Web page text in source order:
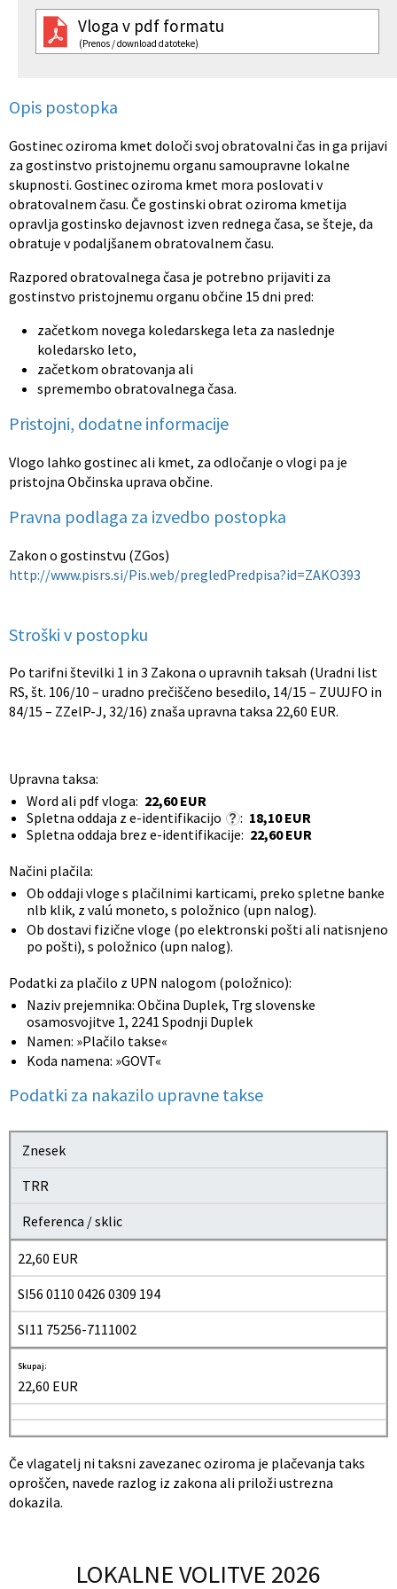
Vloga v pdf formatu
(Prenos / download datoteke)
Opis postopka
Gostinec oziroma kmet določi svoj obratovalni čas in ga prijavi
za gostinstvo pristojnemu organu samoupravne lokalne
skupnosti. Gostinec oziroma kmet mora poslovati v
obratovalnem času. Če gostinski obrat oziroma kmetija
opravlja gostinsko dejavnost izven rednega časa, se šteje, da
obratuje v podaljšanem obratovalnem času.
Razpored obratovalnega časa je potrebno prijaviti za
gostinstvo pristojnemu organu občine 15 dni pred:
začetkom novega koledarskega leta za naslednje
koledarsko leto,
začetkom obratovanja ali
spremembo obratovalnega časa.
Pristojni, dodatne informacije
Vlogo lahko gostinec ali kmet, za odločanje o vlogi pa je
pristojna Občinska uprava občine.
Pravna podlaga za izvedbo postopka
Zakon o gostinstvu (ZGos)
http://www.pisrs.si/Pis.web/pregledPredpisa?id=ZAKO393
Stroški v postopku
Po tarifni številki 1 in 3 Zakona o upravnih taksah (Uradni list
RS, št. 106/10 – uradno prečiščeno besedilo, 14/15 – ZUUJFO in
84/15 – ZZelP-J, 32/16) znaša upravna taksa 22,60 EUR.
Upravna taksa:
Word ali pdf vloga: 22,60 EUR
Spletna oddaja z e-identifikacijo
: 18,10 EUR
Spletna oddaja brez e-identifikacije: 22,60 EUR
Načini plačila:
Ob oddaji vloge s plačilnimi karticami, preko spletne banke
nlb klik, z valú moneto, s položnico (upn nalog).
Ob dostavi fizične vloge (po elektronski pošti ali natisnjeno
po pošti), s položnico (upn nalog).
Podatki za plačilo z UPN nalogom (položnico):
Naziv prejemnika: Občina Duplek, Trg slovenske
osamosvojitve 1, 2241 Spodnji Duplek
Namen: »Plačilo takse«
Koda namena: »GOVT«
Podatki za nakazilo upravne takse
Znesek
TRR
Referenca / sklic
22,60 EUR
SI56 0110 0426 0309 194
SI11 75256-7111002
Skupaj:
22,60 EUR
Če vlagatelj ni taksni zavezanec oziroma je plačevanja taks
oproščen, navede razlog iz zakona ali priloži ustrezna
dokazila.
LOKALNE VOLITVE 2026
Občinski nagrajenci
Uradne ure
Proračun občine
Prostorski akti občine
Kohezijski projekti